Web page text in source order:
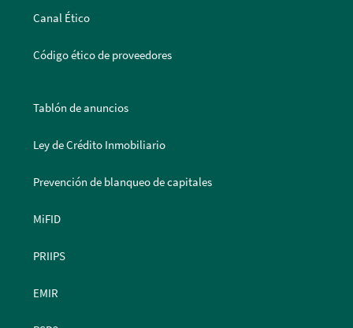
Canal Ético
Código ético de proveedores
Tablón de anuncios
Ley de Crédito Inmobiliario
Prevención de blanqueo de capitales
MiFID
PRIIPS
EMIR